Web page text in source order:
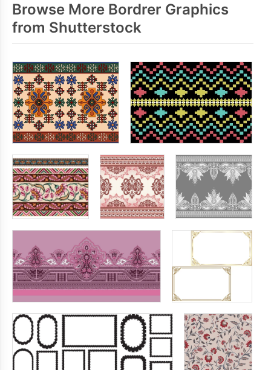
Browse More Bordrer Graphics
from Shutterstock